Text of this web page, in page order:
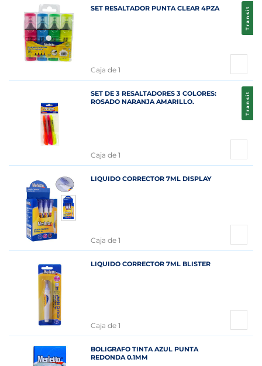
Transit
SET RESALTADOR PUNTA CLEAR 4PZA
Caja de 1
Transit
SET DE 3 RESALTADORES 3 COLORES:
ROSADO NARANJA AMARILLO.
Caja de 1
LIQUIDO CORRECTOR 7ML DISPLAY
Caja de 1
LIQUIDO CORRECTOR 7ML BLISTER
Caja de 1
BOLIGRAFO TINTA AZUL PUNTA
REDONDA 0.1MM